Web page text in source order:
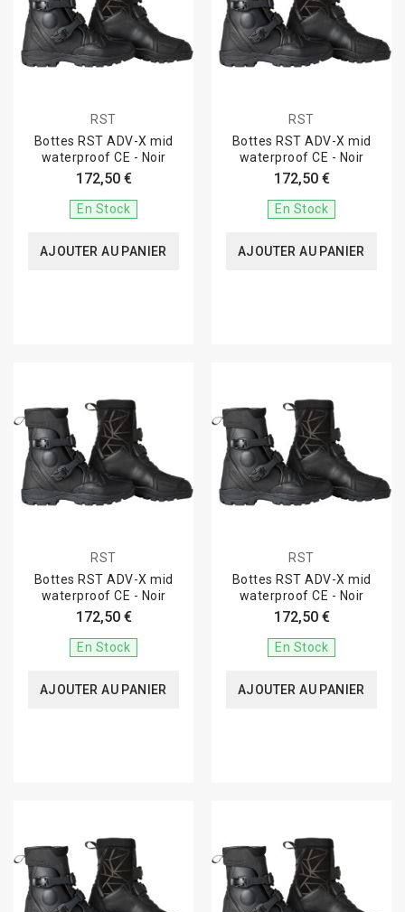
RST
Bottes RST ADV-X mid
waterproof CE - Noir
172,50 €
En Stock
AJOUTER AU PANIER
RST
Bottes RST ADV-X mid
waterproof CE - Noir
172,50 €
En Stock
AJOUTER AU PANIER
RST
Bottes RST ADV-X mid
waterproof CE - Noir
172,50 €
En Stock
AJOUTER AU PANIER
RST
Bottes RST ADV-X mid
waterproof CE - Noir
172,50 €
En Stock
AJOUTER AU PANIER